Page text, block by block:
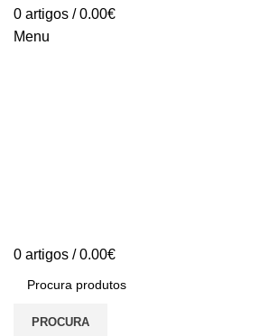
0 artigos / 0.00€
Menu
0 artigos / 0.00€
PROCURA